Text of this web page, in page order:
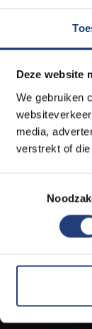
Deze website
We gebruiken
media,
verstrekt of